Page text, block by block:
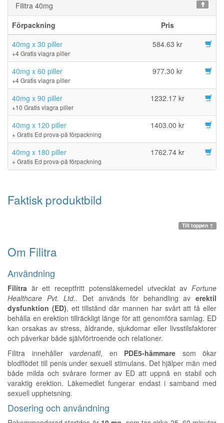
Filitra 40mg
Förpackning
Pris
40mg x 30 piller
+4 Gratis viagra piller
584.63 kr
40mg x 60 piller
+4 Gratis viagra piller
977.30 kr
40mg x 90 piller
+10 Gratis viagra piller
1232.17 kr
40mg x 120 piller
+ Gratis Ed prova-på förpackning
1403.00 kr
40mg x 180 piller
+ Gratis Ed prova-på förpackning
1762.74 kr
Faktisk produktbild
Till toppen ↑
Om Filitra
Användning
Filitra är ett receptfritt potensläkemedel utvecklat av Fortune
Healthcare Pvt. Ltd.. Det används för behandling av erektil
dysfunktion (ED), ett tillstånd där mannen har svårt att få eller
behålla en erektion tillräckligt länge för att genomföra samlag. ED
kan orsakas av stress, åldrande, sjukdomar eller livsstilsfaktorer
och påverkar både självförtroende och relationer.
Filitra innehåller vardenafil, en PDE5-hämmare som ökar
blodflödet till penis under sexuell stimulans. Det hjälper män med
både milda och svårare former av ED att uppnå en stabil och
varaktig erektion. Läkemedlet fungerar endast i samband med
sexuell upphetsning.
Dosering och användning